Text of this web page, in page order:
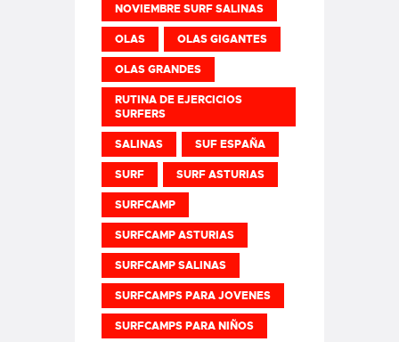
NOVIEMBRE SURF SALINAS
OLAS OLAS GIGANTES
OLAS GRANDES
RUTINA DE EJERCICIOS
SURFERS
SALINAS SUF ESPAÑA
SURF SURF ASTURIAS
SURFCAMP
SURFCAMP ASTURIAS
SURFCAMP SALINAS
SURFCAMPS PARA JOVENES
SURFCAMPS PARA NIÑOS